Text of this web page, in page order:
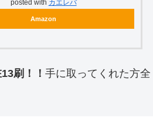
posted with カエレバ
Amazon
刷！！ 手に取ってくれた方全